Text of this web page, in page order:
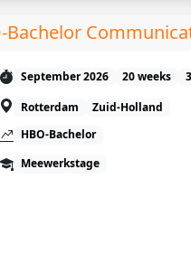
Bachelor
September 2026 20 weeks
Rotterdam
Zuid-Holland
HBO-Bachelor
Meewerkstage